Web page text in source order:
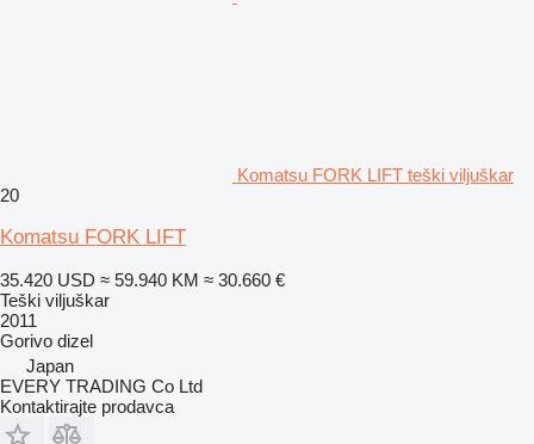
Komatsu FORK LIFT teški viljuškar
20
Komatsu FORK LIFT
35.420 USD ≈ 59.940 KM ≈ 30.660 €
Teški viljuškar
2011
Gorivo dizel
Japan
EVERY TRADING Co Ltd
Kontaktirajte prodavca